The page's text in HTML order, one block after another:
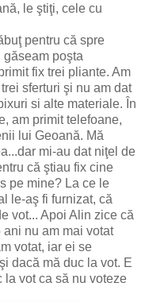
le ştiţi, cele cu
pentru că spre
poşta
fix trei pliante. Am
sferturi şi nu am dat
si alte materiale. În
am primit telefoane,
lui Geoană. Mă
mi-au dat niţel de
că ştiau fix cine
pe mine? La ce le
le-aş fi furnizat, că
vot... Apoi Alin zice că
nu am mai votat
votat, iar ei se
dacă mă duc la vot. E
la vot ca să nu voteze